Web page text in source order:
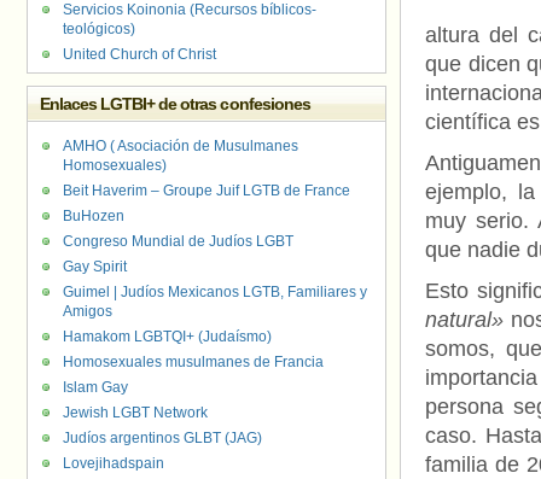
altura del
que dicen
científica
ejemplo,
muy serio.
que nadie
Esto
natural»
somos,
persona
caso.
familia de
Servicios Koinonia (Recursos bíblicos-
teológicos)
United Church of Christ
Enlaces LGTBI+ de otras confesiones
AMHO ( Asociación de Musulmanes
Homosexuales)
Beit Haverim – Groupe Juif LGTB de France
BuHozen
Congreso Mundial de Judíos LGBT
Gay Spirit
Guimel | Judíos Mexicanos LGTB, Familiares y
Amigos
Hamakom LGBTQI+ (Judaísmo)
Homosexuales musulmanes de Francia
Islam Gay
Jewish LGBT Network
Judíos argentinos GLBT (JAG)
Lovejihadspain